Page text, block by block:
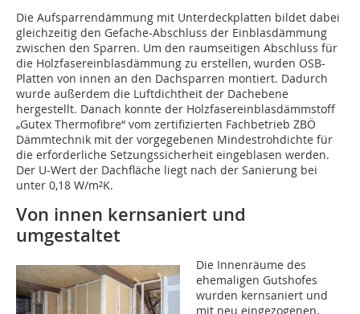
Die Aufsparrendämmung mit Unterdeckplatten bildet dabei
gleichzeitig den Gefache-Abschluss der Einblasdämmung
zwischen den Sparren. Um den raumseitigen Abschluss für
die Holzfasereinblasdämmung zu erstellen, wurden OSB-
Platten von innen an den Dachsparren montiert. Dadurch
wurde außerdem die Luftdichtheit der Dachebene
hergestellt. Danach konnte der Holzfasereinblasdämmstoff
„Gutex Thermofibre“ vom zertifizierten Fachbetrieb ZBÖ
Dämmtechnik mit der vorgegebenen Mindestrohdichte für
die erforderliche Setzungssicherheit eingeblasen werden.
Der U-Wert der Dachfläche liegt nach der Sanierung bei
unter 0,18 W/m²K.
Von innen kernsaniert und
umgestaltet
Die Innenräume des
ehemaligen Gutshofes
wurden kernsaniert und
mit neu eingezogenen,